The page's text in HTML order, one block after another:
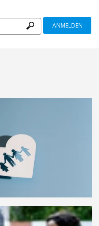
ANMELDEN